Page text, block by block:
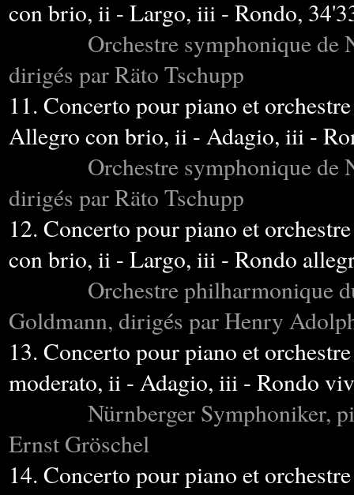
con brio, ii - Largo, iii - Rondo,
Orchestre symphonique de
dirigés par Räto Tschupp
11. Concerto pour piano et
Allegro con brio, ii - Adagio, iii -
Orchestre symphonique de
dirigés par Räto Tschupp
12. Concerto pour piano et
con brio, ii - Largo, iii - Rondo
Orchestre philharmonique
Goldmann, dirigés par Henry
13. Concerto pour piano et
moderato, ii - Adagio, iii - Rondo
Nürnberger Symphoniker,
Ernst Gröschel
14. Concerto pour piano et